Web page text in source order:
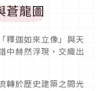
蒼龍圖
釋迦如來立像」與天
中赫然浮現，交織出
轉於歷史建築之間光